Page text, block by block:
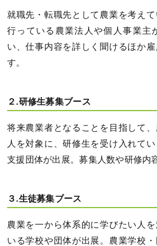
就職先・転職先として農業を考え
行っている農業法人や個人事業主
い、仕事内容を詳しく聞けるほか
す。
２.研修生募集ブース
将来農業者となることを目指して
人を対象に、研修生を受け入れて
支援団体が出展。募集人数や研修内
３.生徒募集ブース
農業を一から体系的に学びたい人
いる学校や団体が出展。農業学校